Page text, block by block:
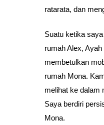
ratarata, dan
Suatu ketika
rumah Alex,
membetulkan
rumah Mona.
melihat ke dalam
Saya berdiri
Mona.